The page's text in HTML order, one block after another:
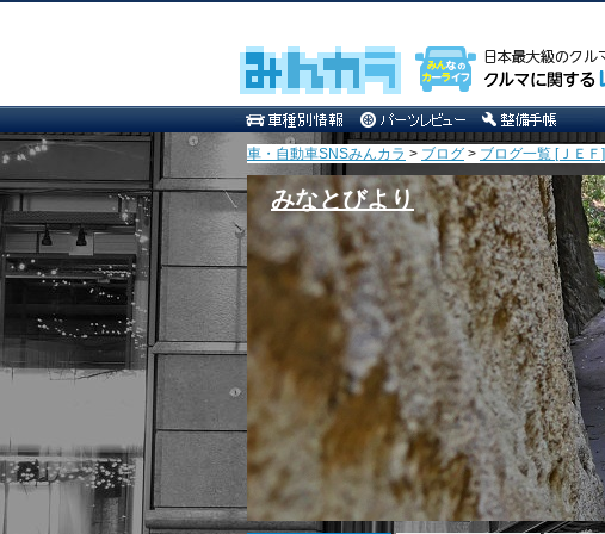
車・自動車SNSみんカラ > ブログ > ブログ一覧 [ＪＥＦ]
みなとびより